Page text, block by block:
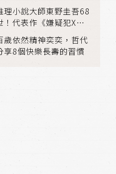
理小說大師東野圭吾68
！代表作《嫌疑犯X的
《解憂雜貨店》獲獎無
歲依然精神奕奕，哲代
享8個快樂長壽的習慣